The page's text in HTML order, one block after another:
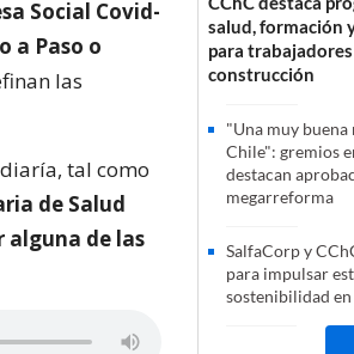
Social Covid-
a Paso o
las
tal como
de Salud
alguna de las
salud, formación
para trabajadores
construcción
"Una muy
Chile": gremios
destacan
megarreforma
SalfaCorp y
para impulsar
sostenibilidad